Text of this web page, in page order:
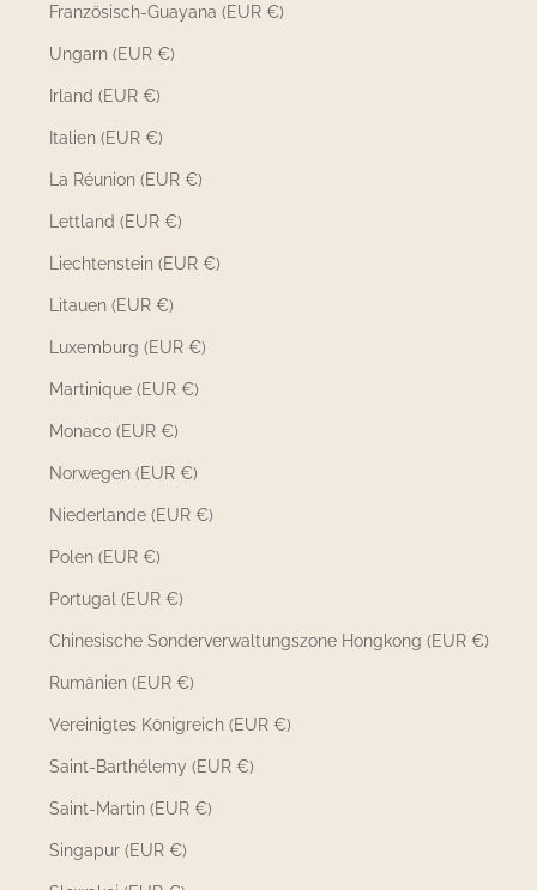
Französisch-Guayana (EUR €)
Ungarn (EUR €)
Irland (EUR €)
Italien (EUR €)
La Réunion (EUR €)
Lettland (EUR €)
Liechtenstein (EUR €)
Litauen (EUR €)
Luxemburg (EUR €)
Martinique (EUR €)
Monaco (EUR €)
Norwegen (EUR €)
Niederlande (EUR €)
Polen (EUR €)
Portugal (EUR €)
Chinesische Sonderverwaltungszone Hongkong (EUR €)
Rumänien (EUR €)
Vereinigtes Königreich (EUR €)
Saint-Barthélemy (EUR €)
Saint-Martin (EUR €)
Singapur (EUR €)